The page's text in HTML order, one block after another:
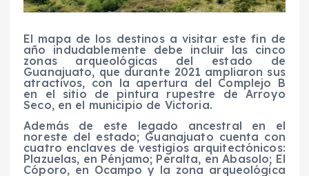
El mapa de los destinos a visitar este fin de
año indudablemente debe incluir las cinco
zonas arqueológicas del estado de
Guanajuato, que durante 2021 ampliaron sus
atractivos, con la apertura del Complejo B
en el sitio de pintura rupestre de Arroyo
Seco, en el municipio de Victoria.
Además de este legado ancestral en el
noreste del estado; Guanajuato cuenta con
cuatro enclaves de vestigios arquitectónicos:
Plazuelas, en Pénjamo; Peralta, en Abasolo; El
Cóporo, en Ocampo y la zona arqueológica